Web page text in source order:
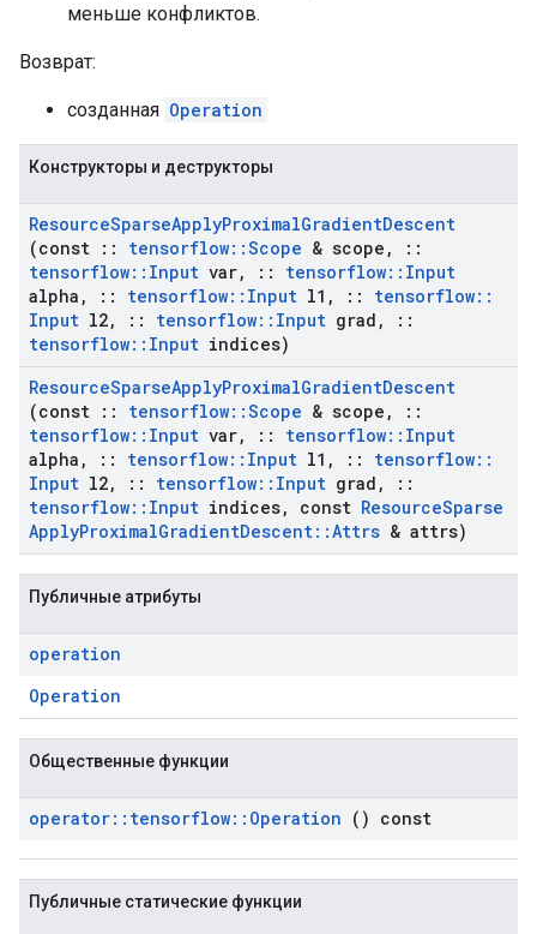
меньше конфликтов.
Возврат:
созданная Operation
Конструкторы и деструкторы
ResourceSparseApplyProximalGradientDescent
(const :: tensorflow::Scope & scope ,
::
tensorflow:: Input var, :: tensorflow:: Input
alpha , :: tensorflow:: Input l1 , :: tensorflow::
Input l2, :: tensorflow:: Input grad ,
::
tensorflow:: Input indices)
ResourceSparseApplyProximalGradientDescent
(const :: tensorflow::Scope & scope ,
::
tensorflow:: Input var, :: tensorflow:: Input
alpha , :: tensorflow:: Input l1 , :: tensorflow::
Input l2, :: tensorflow:: Input grad ,
::
tensorflow:: Input indices, const ResourceSparse
ApplyProximalGradientDescent::Attrs & attrs)
Публичные атрибуты
operation
Operation
Общественные функции
operator:: tensorflow:: Operation () const
Публичные статические функции